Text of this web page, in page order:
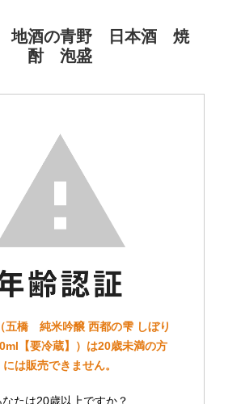
地酒の青野 日本酒 焼
酎 泡盛
五橋 純米吟醸 西都の雫 しぼり
【要冷蔵】）は20歳未満の方
には販売できません。
なたは20歳以上ですか？